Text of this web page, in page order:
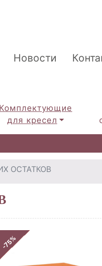
Новости
Комплектующие
для кресел
ОСТАТКОВ
-75%